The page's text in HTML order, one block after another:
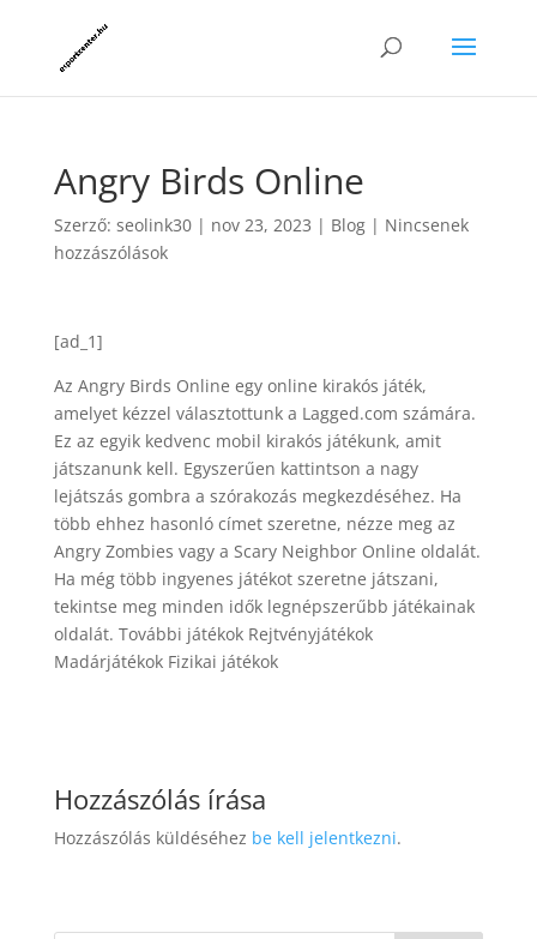
Angry Birds Online
Szerző: seolink30| nov 23, 2023 | Blog| Nincsenek
hozzászólások
[ad_1]
Az Angry Birds Online egy online kirakós játék,
amelyet kézzel választottunk a Lagged.com számára.
Ez az egyik kedvenc mobil kirakós játékunk, amit
játszanunk kell. Egyszerűen kattintson a nagy
lejátszás gombra a szórakozás megkezdéséhez. Ha
több ehhez hasonló címet szeretne, nézze meg az
Angry Zombies vagy a Scary Neighbor Online oldalát.
Ha még több ingyenes játékot szeretne játszani,
tekintse meg minden idők legnépszerűbb játékainak
oldalát. További játékok Rejtvényjátékok
Madárjátékok Fizikai játékok
Hozzászólás írása
Hozzászólás küldéséhez be kell jelentkezni.